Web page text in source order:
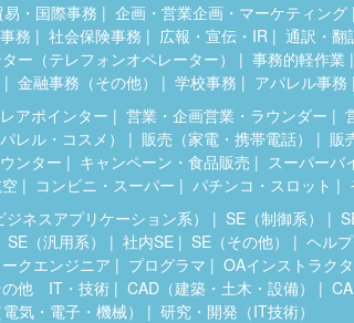
易・国際事務
企画・営業企画・マーケティング
務
社会保険事務 広報・宣伝・IR
通訳・翻
ー（テレフォンオペレーター）
事務的軽作業
金融事務（その他） 学校事務 アパレル事務
アポインター 営業・企画営業・ラウンダー
レル・コスメ）
販売（家電・携帯電話）
販
ンター
キャンペーン・食品販売
スーパーバ
コンビニ・スーパー パチンコ・スロット
ジネスアプリケーション系） SE（制御系）
SE（汎用系） 社内SE SE（その他）
ヘル
クエンジニア プログラマ
OAインストラク
の他 IT・技術 CAD（建築・土木・設備）
気・電子・機械） 研究・開発（IT技術）